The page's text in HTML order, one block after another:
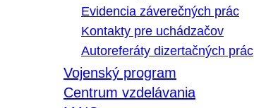
Evidencia záverečných prác
Kontakty pre uchádzačov
Autoreferáty dizertačných prác
Vojenský program
Centrum vzdelávania